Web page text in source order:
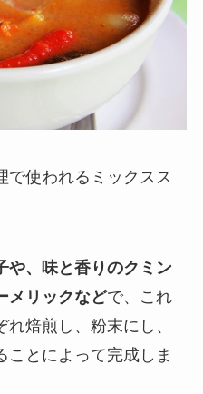
で使われるミックスス
や、味と香りのクミン
メリックなどで、これ
焙煎し、粉末にし、
ことによって完成しま